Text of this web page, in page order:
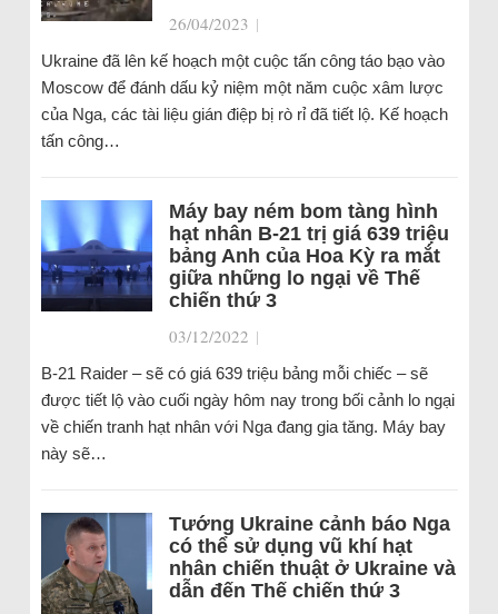
26/04/2023 |
Ukraine đã lên kế hoạch một cuộc tấn công táo bạo vào
Moscow để đánh dấu kỷ niệm một năm cuộc xâm lược
của Nga, các tài liệu gián điệp bị rò rỉ đã tiết lộ. Kế hoạch
tấn công…
Máy bay ném bom tàng hình
hạt nhân B-21 trị giá 639 triệu
bảng Anh của Hoa Kỳ ra mắt
giữa những lo ngại về Thế
chiến thứ 3
03/12/2022 |
B-21 Raider – sẽ có giá 639 triệu bảng mỗi chiếc – sẽ
được tiết lộ vào cuối ngày hôm nay trong bối cảnh lo ngại
về chiến tranh hạt nhân với Nga đang gia tăng. Máy bay
này sẽ…
Tướng Ukraine cảnh báo Nga
có thể sử dụng vũ khí hạt
nhân chiến thuật ở Ukraine và
dẫn đến Thế chiến thứ 3